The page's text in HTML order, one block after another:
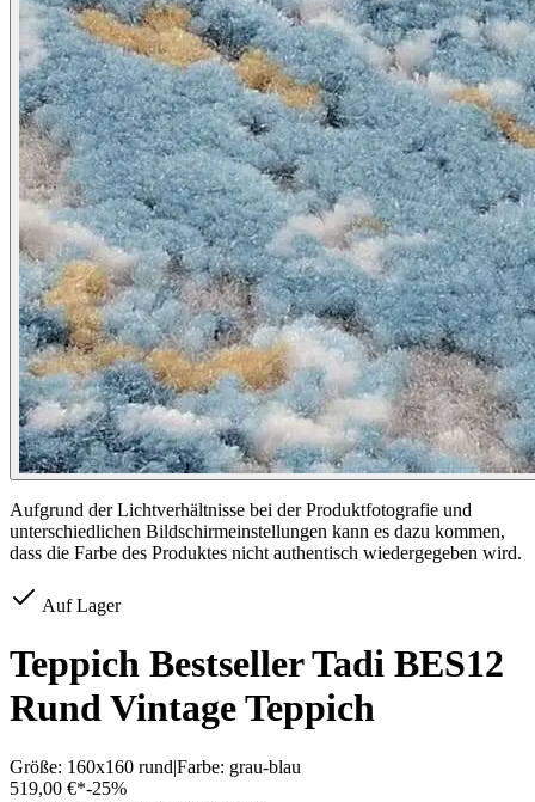
Aufgrund der Lichtverhältnisse bei der Produktfotografie und
unterschiedlichen Bildschirmeinstellungen kann es dazu kommen,
dass die Farbe des Produktes nicht authentisch wiedergegeben wird.
Auf Lager
Teppich Bestseller Tadi BES12
Rund Vintage Teppich
Größe: 160x160 rund|Farbe: grau-blau
519,00 €*-25%